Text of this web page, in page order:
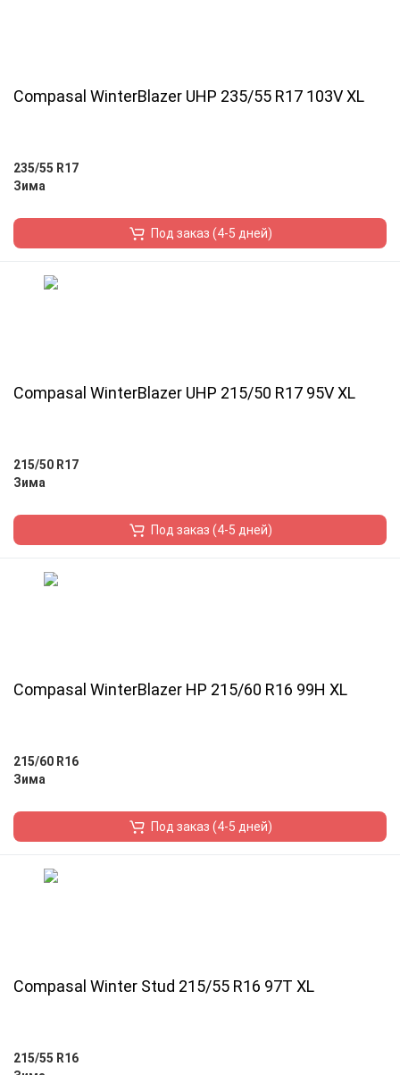
Compasal WinterBlazer UHP 235/55 R17 103V XL
235/55 R17
Зима
Под заказ (4-5 дней)
Compasal WinterBlazer UHP 215/50 R17 95V XL
215/50 R17
Зима
Под заказ (4-5 дней)
Compasal WinterBlazer HP 215/60 R16 99H XL
215/60 R16
Зима
Под заказ (4-5 дней)
Compasal Winter Stud 215/55 R16 97T XL
215/55 R16